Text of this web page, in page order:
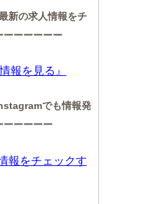
新の求人情報をチ
ーーーーーー
報を見る』
でも情報発
ーーーーー
報をチェックす